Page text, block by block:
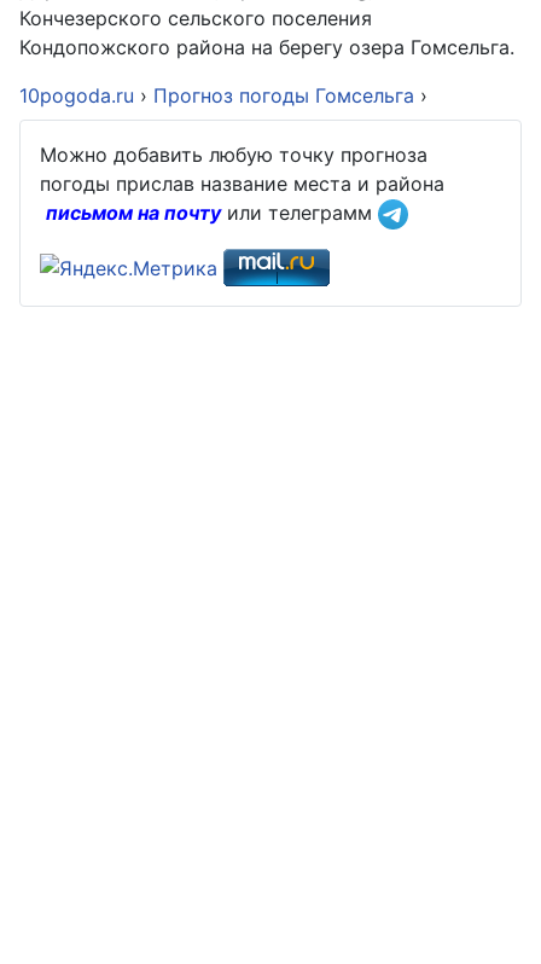
Кончезерского сельского поселения
Кондопожского района на берегу озера Гомсельга.
10pogoda.ru › Прогноз погоды Гомсельга ›
Можно добавить любую точку прогноза
погоды прислав название места и района
письмом на почтуили телеграмм